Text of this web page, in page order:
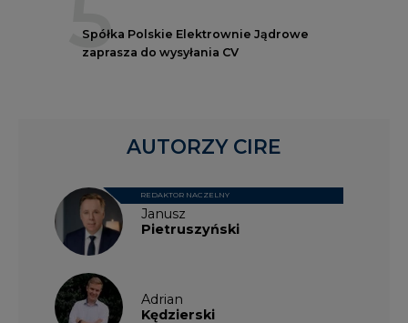
Spółka Polskie Elektrownie Jądrowe
zaprasza do wysyłania CV
Janusz
Pietruszyński
REDAKTOR NACZELNY
Adrian
Kędzierski
AUTORZY CIRE